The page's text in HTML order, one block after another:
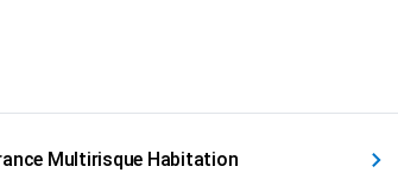
Multirisque Habitation